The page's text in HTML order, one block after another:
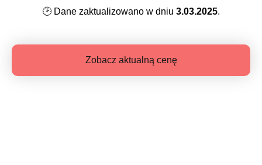
🕑 Dane zaktualizowano w dniu 3.03.2025.
Zobacz aktualną cenę